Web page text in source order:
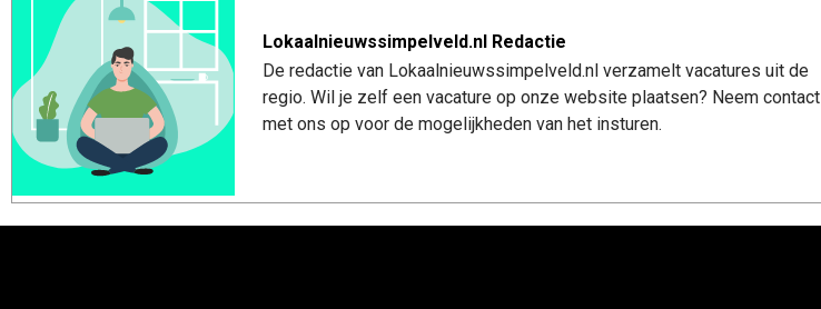
Lokaalnieuwssimpelveld.nl Redactie
De redactie van Lokaalnieuwssimpelveld.nl verzamelt vacatures uit de
regio. Wil je zelf een vacature op onze website plaatsen? Neem contact
met ons op voor de mogelijkheden van het insturen.